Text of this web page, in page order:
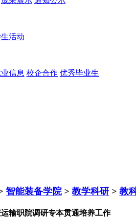
活动
信息 校企合作 优秀毕业生
智能装备学院> 教学科研 > 教
输职院调研专本贯通培养工作